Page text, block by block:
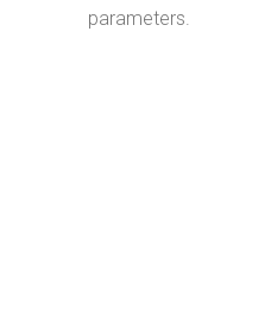
parameters.